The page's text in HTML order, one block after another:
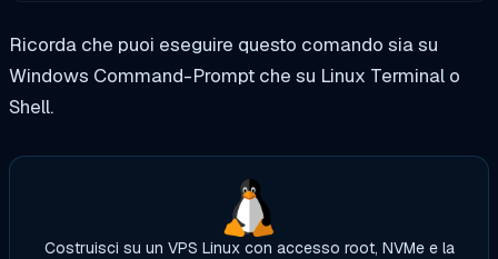
Ricorda che puoi eseguire questo comando sia su
Windows Command-Prompt che su Linux Terminal o
Shell.
Costruisci su un VPS Linux con accesso root, NVMe e la